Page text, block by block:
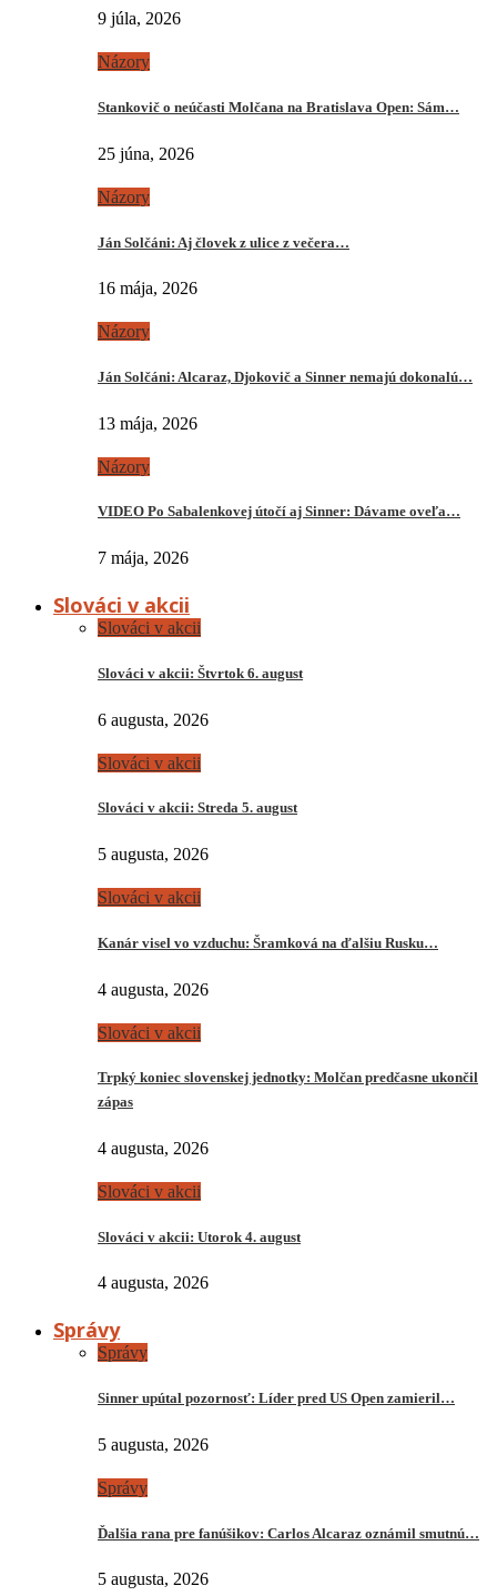
9 júla, 2026
Názory
Stankovič o neúčasti Molčana na Bratislava Open: Sám…
25 júna, 2026
Názory
Ján Solčáni: Aj človek z ulice z večera…
16 mája, 2026
Názory
Ján Solčáni: Alcaraz, Djokovič a Sinner nemajú dokonalú…
13 mája, 2026
Názory
VIDEO Po Sabalenkovej útočí aj Sinner: Dávame oveľa…
7 mája, 2026
Slováci v akcii
Slováci v akcii
Slováci v akcii: Štvrtok 6. august
6 augusta, 2026
Slováci v akcii
Slováci v akcii: Streda 5. august
5 augusta, 2026
Slováci v akcii
Kanár visel vo vzduchu: Šramková na ďalšiu Rusku…
4 augusta, 2026
Slováci v akcii
Trpký koniec slovenskej jednotky: Molčan predčasne ukončil
zápas
4 augusta, 2026
Slováci v akcii
Slováci v akcii: Utorok 4. august
4 augusta, 2026
Správy
Správy
Sinner upútal pozornosť: Líder pred US Open zamieril…
5 augusta, 2026
Správy
Ďalšia rana pre fanúšikov: Carlos Alcaraz oznámil smutnú…
5 augusta, 2026